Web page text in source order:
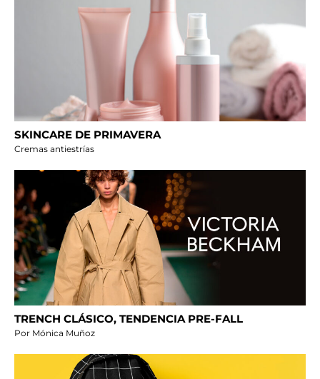
SKINCARE DE PRIMAVERA
Cremas antiestrías
TRENCH CLÁSICO, TENDENCIA PRE-FALL
Por Mónica Muñoz